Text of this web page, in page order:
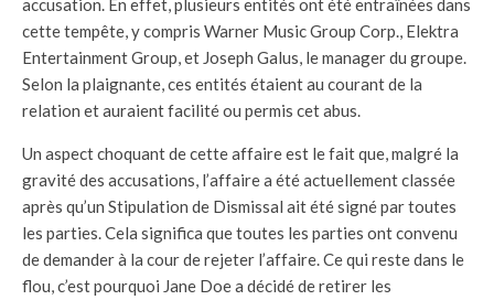
accusation. En effet, plusieurs entités ont été entraînées dans
cette tempête, y compris Warner Music Group Corp., Elektra
Entertainment Group, et Joseph Galus, le manager du groupe.
Selon la plaignante, ces entités étaient au courant de la
relation et auraient facilité ou permis cet abus.
Un aspect choquant de cette affaire est le fait que, malgré la
gravité des accusations, l’affaire a été actuellement classée
après qu’un Stipulation de Dismissal ait été signé par toutes
les parties. Cela significa que toutes les parties ont convenu
de demander à la cour de rejeter l’affaire. Ce qui reste dans le
flou, c’est pourquoi Jane Doe a décidé de retirer les